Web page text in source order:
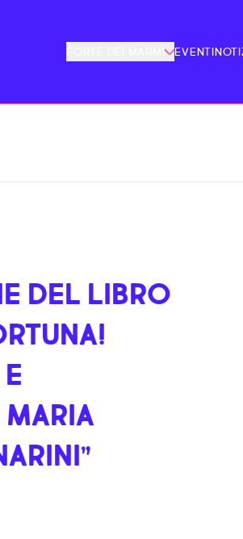
FORTE DEI MARMI EVENTI
DEL LIBRO
MARIA